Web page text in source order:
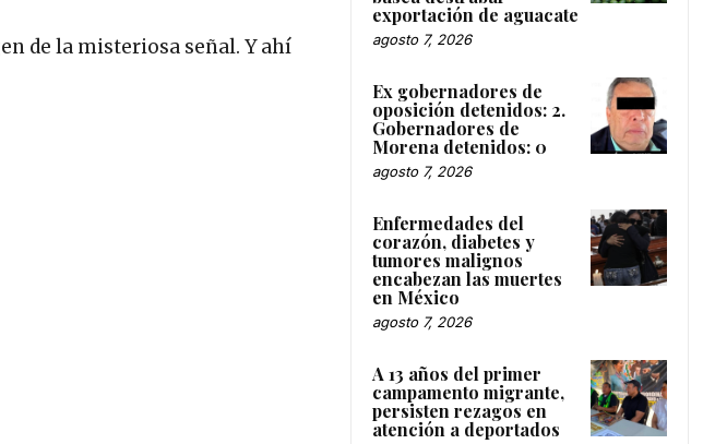
de la misteriosa señal. Y ahí
exportación de aguacate
agosto 7, 2026
Ex gobernadores de
oposición detenidos: 2.
Gobernadores de
Morena detenidos: 0
agosto 7, 2026
Enfermedades del
corazón, diabetes y
tumores malignos
encabezan las muertes
en México
agosto 7, 2026
A 13 años del primer
campamento migrante,
persisten rezagos en
atención a deportados